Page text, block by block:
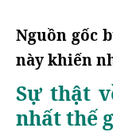
Nguồn gốc
này khiến
Sự thật
nhất thế